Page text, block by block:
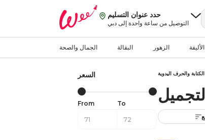
حدد عنوان التسليم
التوصيل من ساعة واحدة إلى دبي
الجمال والصحة البقالة الزهور
والحرف اليدوية السعر
From To